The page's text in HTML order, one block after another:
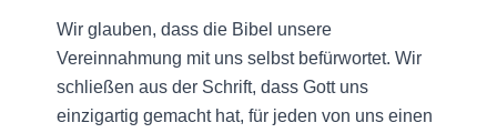
Wir glauben, dass die Bibel unsere
Vereinnahmung mit uns selbst befürwortet. Wir
schließen aus der Schrift, dass Gott uns
einzigartig gemacht hat, für jeden von uns einen